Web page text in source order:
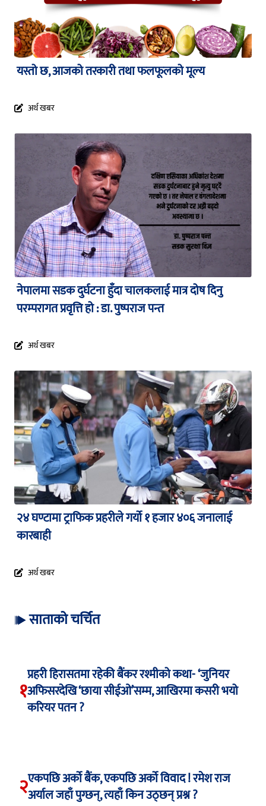
यस्तो छ, आजको तरकारी तथा फलफूलको मूल्य
अर्थ खबर
नेपालमा सडक दुर्घटना हुँदा चालकलाई मात्र दोष दिनु
परम्परागत प्रवृत्ति हो : डा. पुष्पराज पन्त
अर्थ खबर
२४ घण्टामा ट्राफिक प्रहरीले गर्यो १ हजार ४०६ जनालाई
कारबाही
अर्थ खबर
साताको चर्चित
१
प्रहरी हिरासतमा रहेकी बैंकर रश्मीको कथा- ‘जुनियर
अफिसरदेखि ‘छाया सीईओ’सम्म, आखिरमा कसरी भयो
करियर पतन ?
२एकपछि अर्को बैंक, एकपछि अर्को विवाद ! रमेश राज
अर्याल जहाँ पुग्छन्, त्यहाँ किन उठ्छन् प्रश्न ?